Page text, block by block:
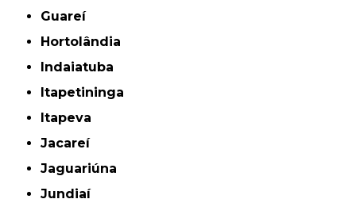
Guareí
Hortolândia
Indaiatuba
Itapetininga
Itapeva
Jacareí
Jaguariúna
Jundiaí